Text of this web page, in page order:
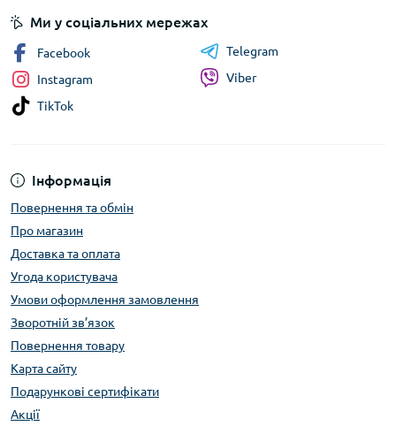
Інформація
Повернення та обмін
Про магазин
Доставка та оплата
Угода користувача
Умови оформлення замовлення
Зворотній зв’язок
Повернення товару
Карта сайту
Подарункові сертифікати
Акції
Ми у соціальних мережах
Facebook
Instagram
TikTok
Telegram
Viber